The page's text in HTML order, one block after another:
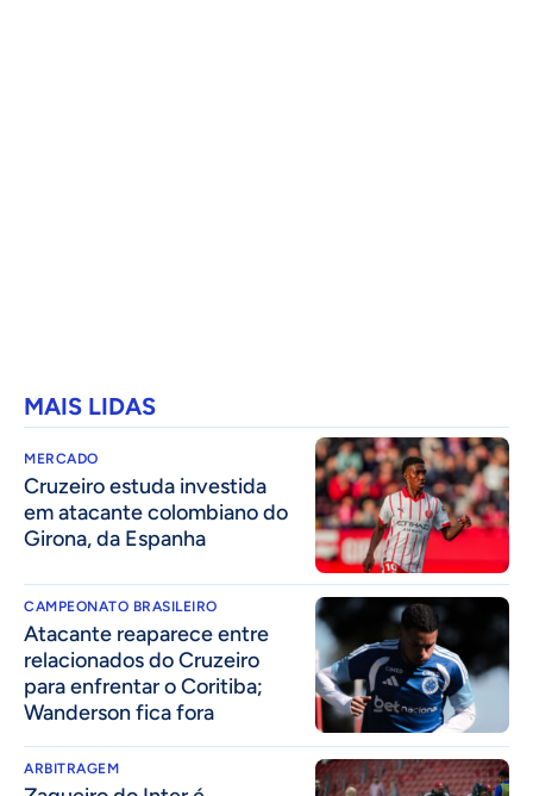
MAIS LIDAS
MERCADO
Cruzeiro estuda investida
em atacante colombiano do
Girona, da Espanha
CAMPEONATO BRASILEIRO
Atacante reaparece entre
relacionados do Cruzeiro
para enfrentar o Coritiba;
Wanderson fica fora
ARBITRAGEM